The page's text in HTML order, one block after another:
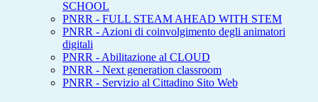
SCHOOL
PNRR - FULL STEAM AHEAD WITH STEM
PNRR - Azioni di coinvolgimento degli animatori
digitali
PNRR - Abilitazione al CLOUD
PNRR - Next generation classroom
PNRR - Servizio al Cittadino Sito Web